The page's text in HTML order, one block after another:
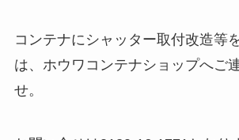
コンテナにシャッター取付改造等
は、ホウワコンテナショップへご
せ。